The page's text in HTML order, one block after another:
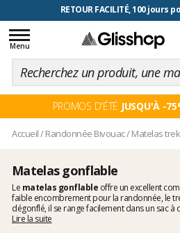
RETOUR FACILITÉ, 100 jours
Toggle
navigation
Menu
PROMOS D'ÉTÉ JUSQU'À -
Accueil/Randonnée Bivouac/Matelas trek
Matelas gonflable
Le matelas gonflable offre un excellent
faible encombrement pour la randonnée, le
dégonflé, il se range facilement dans un sac
appréciable pour dormir sur un sol dur ou
Lire la suite